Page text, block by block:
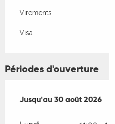
Virements
Visa
Périodes d'ouverture
Du20 juin 2026au30 août
Jusqu'au30 août 2026